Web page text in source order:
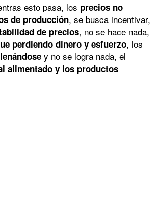
esto pasa, los precios no
de producción, se busca incentivar,
de precios, no se hace nada,
perdiendo dinero y esfuerzo, los
y no se logra nada, el
alimentado y los productos